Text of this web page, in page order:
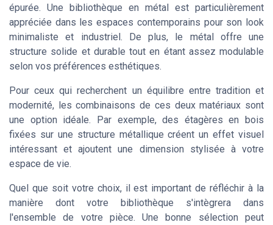
épurée. Une bibliothèque en métal est particulièrement
appréciée dans les espaces contemporains pour son look
minimaliste et industriel. De plus, le métal offre une
structure solide et durable tout en étant assez modulable
selon vos préférences esthétiques.
Pour ceux qui recherchent un équilibre entre tradition et
modernité, les combinaisons de ces deux matériaux sont
une option idéale. Par exemple, des étagères en bois
fixées sur une structure métallique créent un effet visuel
intéressant et ajoutent une dimension stylisée à votre
espace de vie.
Quel que soit votre choix, il est important de réfléchir à la
manière dont votre bibliothèque s'intègrera dans
l'ensemble de votre pièce. Une bonne sélection peut